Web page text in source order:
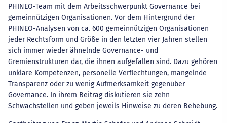
PHINEO-Team mit dem Arbeitsschwerpunkt Governance bei
gemeinnützigen Organisationen. Vor dem Hintergrund der
PHINEO-Analysen von ca. 600 gemeinnützigen Organisationen
jeder Rechtsform und Größe in den letzten vier Jahren stellen
sich immer wieder ähnelnde Governance- und
Gremienstrukturen dar, die ihnen aufgefallen sind. Dazu gehören
unklare Kompetenzen, personelle Verflechtungen, mangelnde
Transparenz oder zu wenig Aufmerksamkeit gegenüber
Governance. In ihrem Beitrag diskutieren sie zehn
Schwachstellen und geben jeweils Hinweise zu deren Behebung.